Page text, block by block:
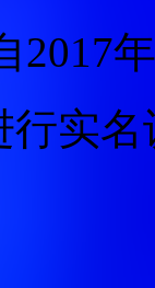
2017
行实名